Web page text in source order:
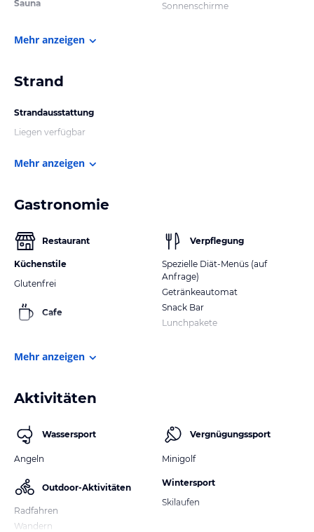
Sauna Sonnenschirme
Mehr anzeigen
Strand
Strandausstattung
Liegen verfügbar
Mehr anzeigen
Gastronomie
Restaurant
Küchenstile
Glutenfrei
Cafe
Verpflegung
Spezielle Diät-Menüs (auf
Anfrage)
Getränkeautomat
Snack Bar
Lunchpakete
Mehr anzeigen
Aktivitäten
Wassersport
Angeln
Outdoor-Aktivitäten
Radfahren
Wandern
Vergnügungssport
Minigolf
Wintersport
Skilaufen